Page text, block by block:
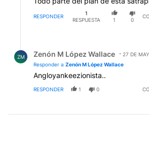
RESPONDER
1
RESPUESTA
1 0
ZM Zenón M López Wallace
27 DE
Responder a Zenón M López Wallace
Angloyankeezionista..
RESPONDER 1 0